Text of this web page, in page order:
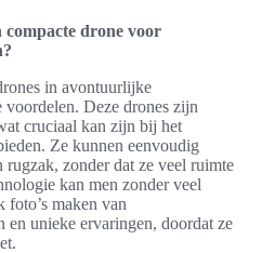
compacte drone voor
in avontuurlijke
voordelen. Deze drones zijn
cruciaal kan zijn bij het
Ze kunnen eenvoudig
zonder dat ze veel ruimte
kan men zonder veel
maken van
unieke ervaringen, doordat ze